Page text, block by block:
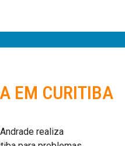
EM CURITIBA
realiza